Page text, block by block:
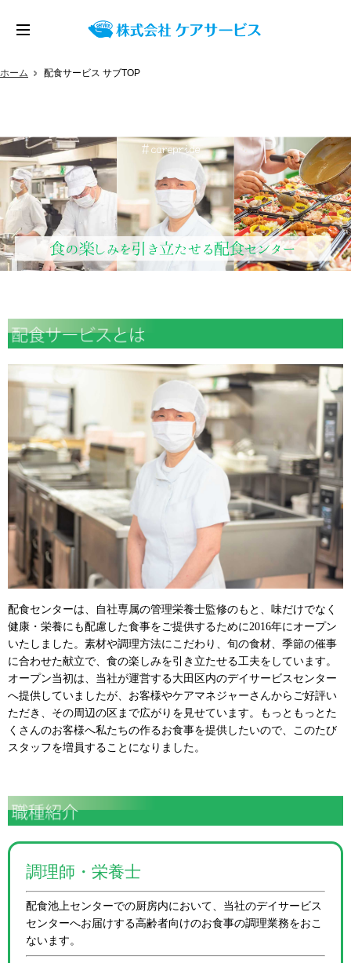
ホーム 配食サービス サブTOP
配食センターは、自社専属の管理栄養士監修のもと、味だけでなく
健康・栄養にも配慮した食事をご提供するために2016年にオープン
いたしました。素材や調理方法にこだわり、旬の食材、季節の催事
に合わせた献立で、食の楽しみを引き立たせる工夫をしています。
オープン当初は、当社が運営する大田区内のデイサービスセンター
へ提供していましたが、お客様やケアマネジャーさんからご好評い
ただき、その周辺の区まで広がりを見せています。もっともっとた
くさんのお客様へ私たちの作るお食事を提供したいので、このたび
スタッフを増員することになりました。
調理師・栄養士
配食池上センターでの厨房内において、当社のデイサービス
センターへお届けする高齢者向けのお食事の調理業務をおこ
ないます。